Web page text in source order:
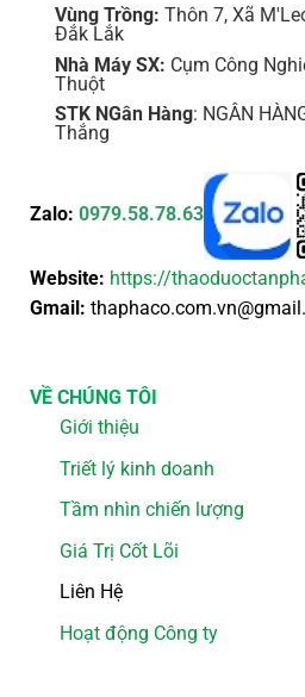
Vùng Trồng: Thôn 7, Xã
Đắk Lắk
Nhà Máy SX: Cụm Công
Thuột
STK NGân Hàng: NGÂN
Thắng
Zalo: 0979.58.78.63
Website: https://
Gmail:
VỀ CHÚNG TÔI
Giới thiệu
Triết lý kinh doanh
Tầm nhìn chiến lượng
Giá Trị Cốt Lõi
Liên Hệ
Hoạt động Công ty